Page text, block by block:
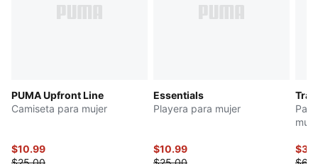
PUMA Upfront Line
Camiseta para mujer
$10.99
Essentials
Playera para mujer
$10.99